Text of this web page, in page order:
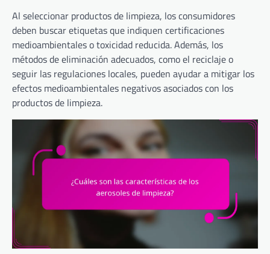
Al seleccionar productos de limpieza, los consumidores
deben buscar etiquetas que indiquen certificaciones
medioambientales o toxicidad reducida. Además, los
métodos de eliminación adecuados, como el reciclaje o
seguir las regulaciones locales, pueden ayudar a mitigar los
efectos medioambientales negativos asociados con los
productos de limpieza.